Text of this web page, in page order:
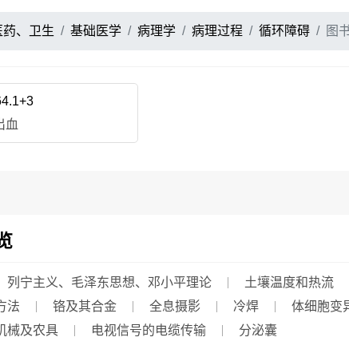
药、卫生 基础医学 病理学 病理过程 循环障碍 图
血
列宁主义、毛泽东思想、邓小平理论 土壤温度和热流
法 铬及其合金 全息摄影 冷焊 体细胞变
械及农具 电视信号的电缆传输 分泌囊